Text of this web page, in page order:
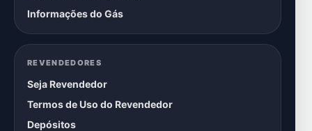
Informações do Gás
REVENDEDORES
Seja Revendedor
Termos de Uso do Revendedor
Depósitos